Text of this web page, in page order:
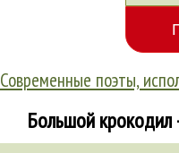
Современные поэты,
Большой крокодил